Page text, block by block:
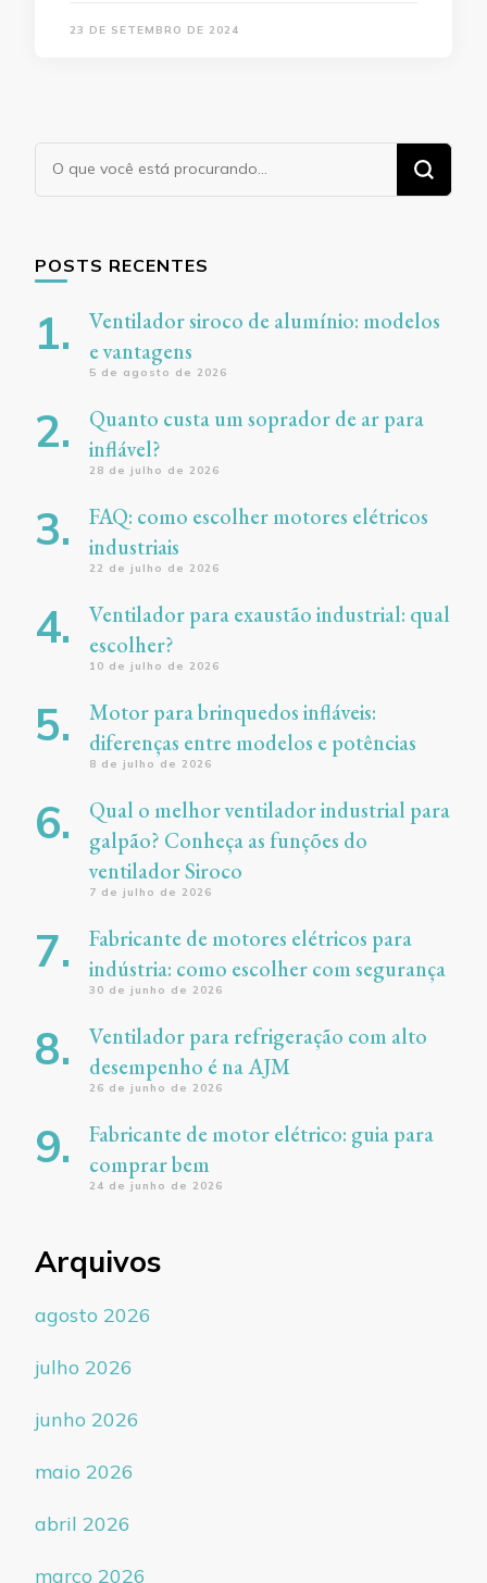
23 DE SETEMBRO DE 2024
Procurando
algo?
POSTS RECENTES
Ventilador siroco de alumínio: modelos
e vantagens
5 de agosto de 2026
Quanto custa um soprador de ar para
inflável?
28 de julho de 2026
FAQ: como escolher motores elétricos
industriais
22 de julho de 2026
Ventilador para exaustão industrial: qual
escolher?
10 de julho de 2026
Motor para brinquedos infláveis:
diferenças entre modelos e potências
8 de julho de 2026
Qual o melhor ventilador industrial para
galpão? Conheça as funções do
ventilador Siroco
7 de julho de 2026
Fabricante de motores elétricos para
indústria: como escolher com segurança
30 de junho de 2026
Ventilador para refrigeração com alto
desempenho é na AJM
26 de junho de 2026
Fabricante de motor elétrico: guia para
comprar bem
24 de junho de 2026
Arquivos
agosto 2026
julho 2026
junho 2026
maio 2026
abril 2026
março 2026